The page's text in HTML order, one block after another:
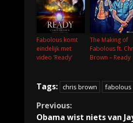
Fabolous komt
eindelijk met
video ‘Ready’
The Making of
Fabolous ft.
Brown – Ready
Tags: chris brown fabolous
Continue
Previous:
Obama wist niets van